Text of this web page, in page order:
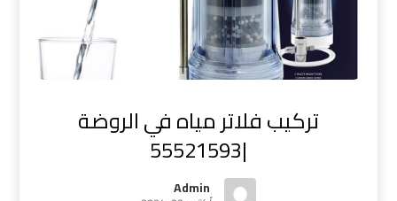
تركيب فلاتر مياه في الروضة
|55521593
Admin